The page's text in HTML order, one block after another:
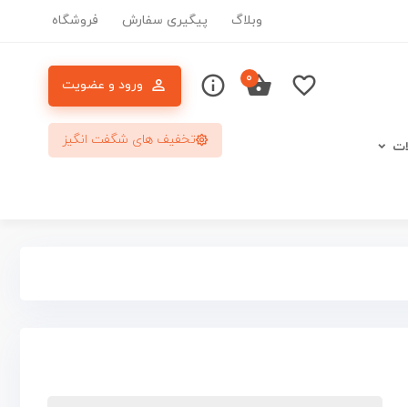
وبلاگ پیگیری سفارش فروشگاه
ورود و عضویت ۰
تخفیف های شگفت انگیز